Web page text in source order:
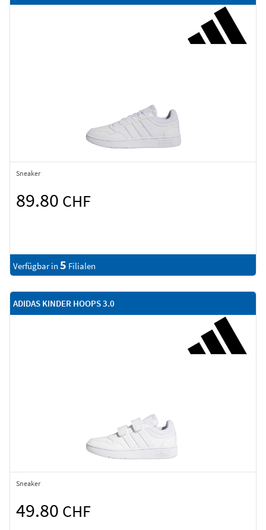
Sneaker
89.80 CHF
Verfügbar in 5 Filialen
ADIDAS KINDER HOOPS 3.0
Sneaker
49.80 CHF